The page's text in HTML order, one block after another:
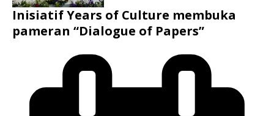
Inisiatif Years of Culture membuka
pameran “Dialogue of Papers”